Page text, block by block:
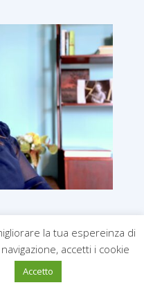
la tua espereinza di
accetti i cookie
Accetto